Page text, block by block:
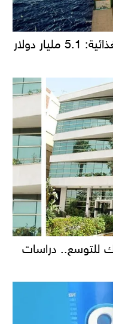
قفزة في صادرات الصناعات الغذائية: 5.1 مليار دولار
للتوسع.. دراسات